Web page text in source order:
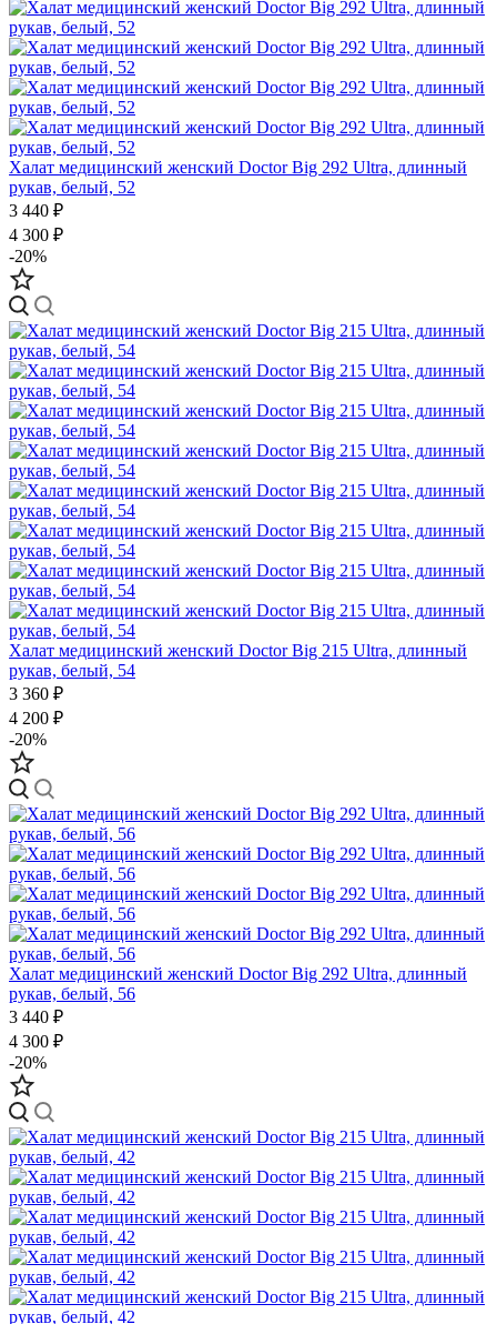
Халат медицинский женский Doctor Big 292 Ultra, длинный
рукав, белый, 52
3 440 ₽
4 300 ₽
-20%
Халат медицинский женский Doctor Big 215 Ultra, длинный
рукав, белый, 54
3 360 ₽
4 200 ₽
-20%
Халат медицинский женский Doctor Big 292 Ultra, длинный
рукав, белый, 56
3 440 ₽
4 300 ₽
-20%